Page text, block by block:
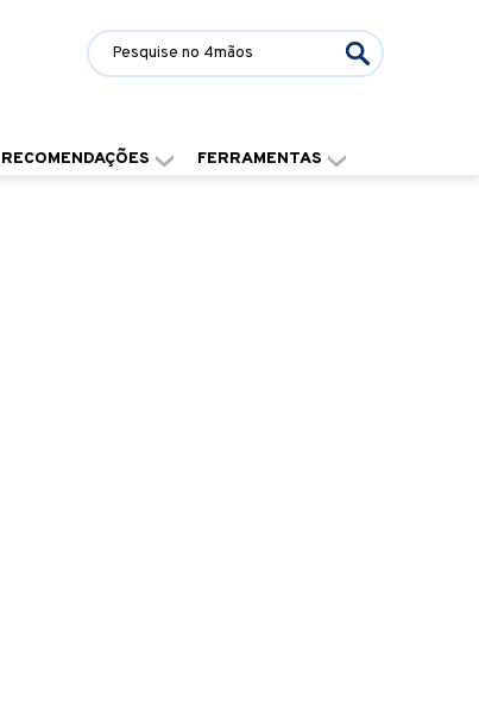
RECOMENDAÇÕES FERRAMENTAS